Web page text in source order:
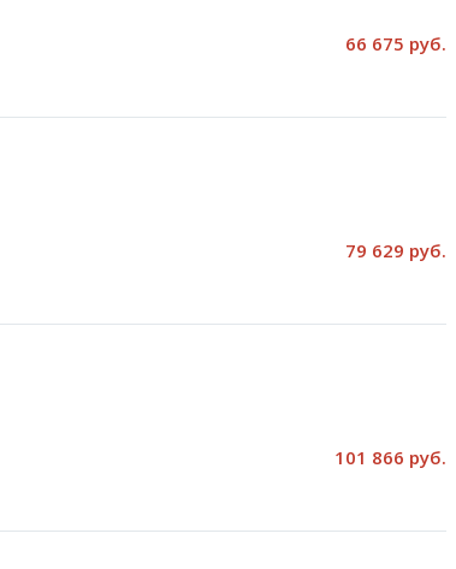
66 675 руб.
79 629 руб.
101 866 руб.